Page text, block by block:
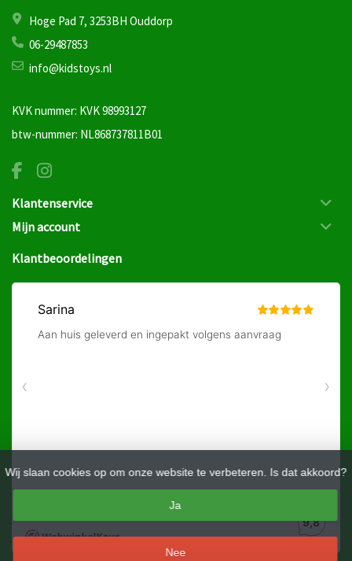
Wij slaan cookies op om onze website te verbeteren. Is dat akkoord?
Ja
Nee
Hoge Pad 7, 3253BH Ouddorp
06-29487853
info@kidstoys.nl
KVK nummer: KVK 98993127
btw-nummer: NL868737811B01
Klantenservice
Mijn account
Klantbeoordelingen